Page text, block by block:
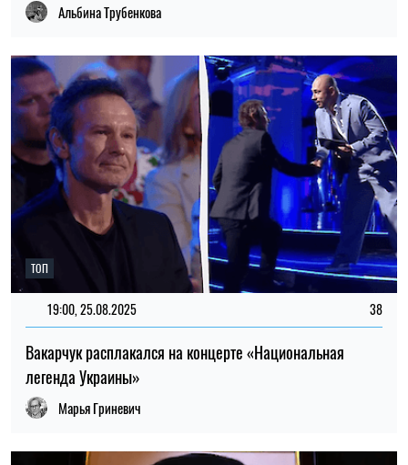
Альбина Трубенкова
ТОП
19:00, 25.08.2025 38
Вакарчук расплакался на концерте «Национальная
легенда Украины»
Марья Гриневич